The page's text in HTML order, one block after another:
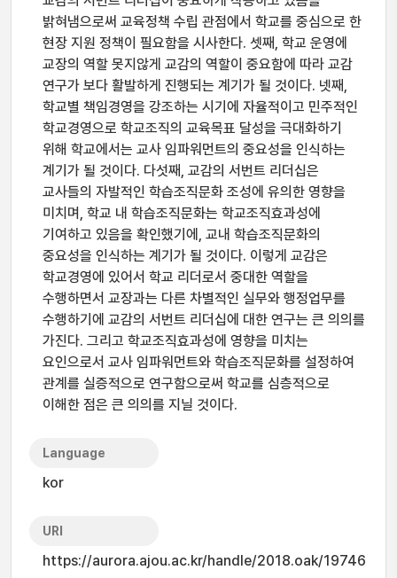
밝혀냄으로써 교육정책 수립 관점에서 학교를 중심으로 한
현장 지원 정책이 필요함을 시사한다. 셋째, 학교 운영에
교장의 역할 못지않게 교감의 역할이 중요함에 따라 교감
연구가 보다 활발하게 진행되는 계기가 될 것이다. 넷째,
학교별 책임경영을 강조하는 시기에 자율적이고 민주적인
학교경영으로 학교조직의 교육목표 달성을 극대화하기
위해 학교에서는 교사 임파워먼트의 중요성을 인식하는
계기가 될 것이다. 다섯째, 교감의 서번트 리더십은
교사들의 자발적인 학습조직문화 조성에 유의한 영향을
미치며, 학교 내 학습조직문화는 학교조직효과성에
기여하고 있음을 확인했기에, 교내 학습조직문화의
중요성을 인식하는 계기가 될 것이다. 이렇게 교감은
학교경영에 있어서 학교 리더로서 중대한 역할을
수행하면서 교장과는 다른 차별적인 실무와 행정업무를
수행하기에 교감의 서번트 리더십에 대한 연구는 큰 의의를
가진다. 그리고 학교조직효과성에 영향을 미치는
요인으로서 교사 임파워먼트와 학습조직문화를 설정하여
관계를 실증적으로 연구함으로써 학교를 심층적으로
이해한 점은 큰 의의를 지닐 것이다.
Language
kor
URI
https://aurora.ajou.ac.kr/handle/2018.oak/19746